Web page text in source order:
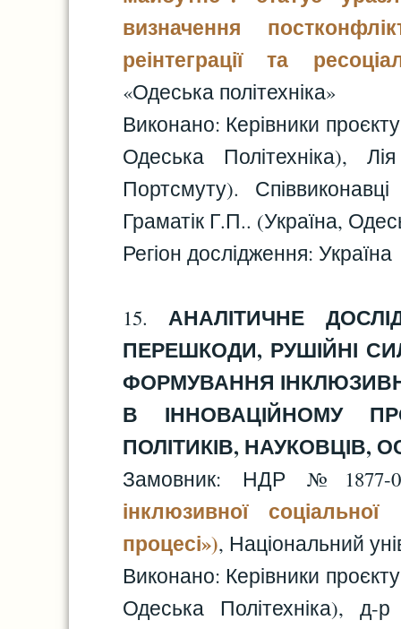
визначення
реінтеграції та
«Одеська політехніка»
Виконано: Керівники
Одеська Політехніка),
Портсмуту).
Граматік Г.П.. (Україна,
Регіон дослідження: Україна
15. АНАЛІТИЧНЕ
ПЕРЕШКОДИ, РУШІЙНІ
ФОРМУВАННЯ
В ІННОВАЦІЙНОМУ
ПОЛІТИКІВ, НАУКОВЦІВ,
Замовник: НДР №1877-
інклюзивної
процесі»), Національний
Виконано: Керівники
Одеська Політехніка), д-